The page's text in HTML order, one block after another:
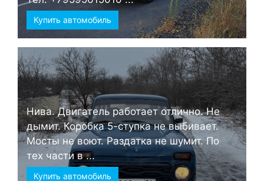
Купить автомобиль
Нива. Двигатель работает отлично. Не
дымит. Коробка 5-ступка не выбивает.
Мосты не воют. Раздатка не шумит. По
тех части в ...
Купить автомобиль